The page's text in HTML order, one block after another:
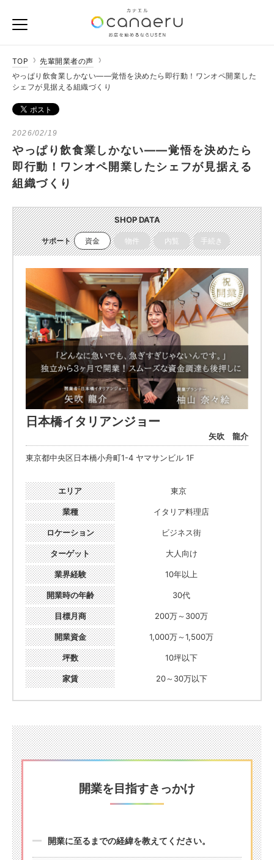
TOP
先輩開業者の声
やっぱり飲食業しかない――覚悟を決めたら即行動！ワンオペ開業した
シェフが見据える組織づくり
2026/02/19
やっぱり飲食業しかない――覚悟を決めたら
即行動！ワンオペ開業したシェフが見据える
組織づくり
SHOP DATA
サポート 資金 物件 内覧 手続き
日本橋イタリアンジョー
矢吹 龍介
東京都中央区日本橋小舟町1-4 ヤマサンビル 1F
エリア 東京
業種 イタリア料理店
ロケーション ビジネス街
ターゲット 大人向け
業界経験 10年以上
開業時の年齢 30代
目標月商 200万～300万
開業資金 1,000万～1,500万
坪数 10坪以下
家賃 20～30万以下
開業を目指すきっかけ
開業に至るまでの経緯を教えてください。